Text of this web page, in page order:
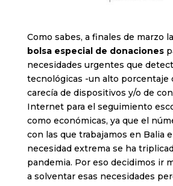
Como sabes, a finales de marzo
bolsa especial de donaciones
necesidades urgentes que
tecnológicas -un alto porcentaje
carecía de dispositivos y/o de
Internet para el seguimiento
como económicas, ya que el
con las que trabajamos en Balia
necesidad extrema se ha
pandemia. Por eso decidimos ir
a solventar esas necesidades